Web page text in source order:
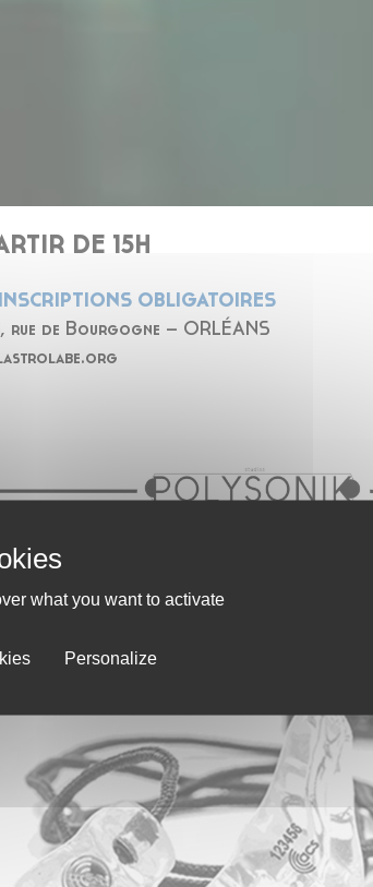
DE 15H
INSCRIPTIONS OBLIGATOIRES
rue de Bourgogne – ORLÉANS
what you want to activate
Personalize